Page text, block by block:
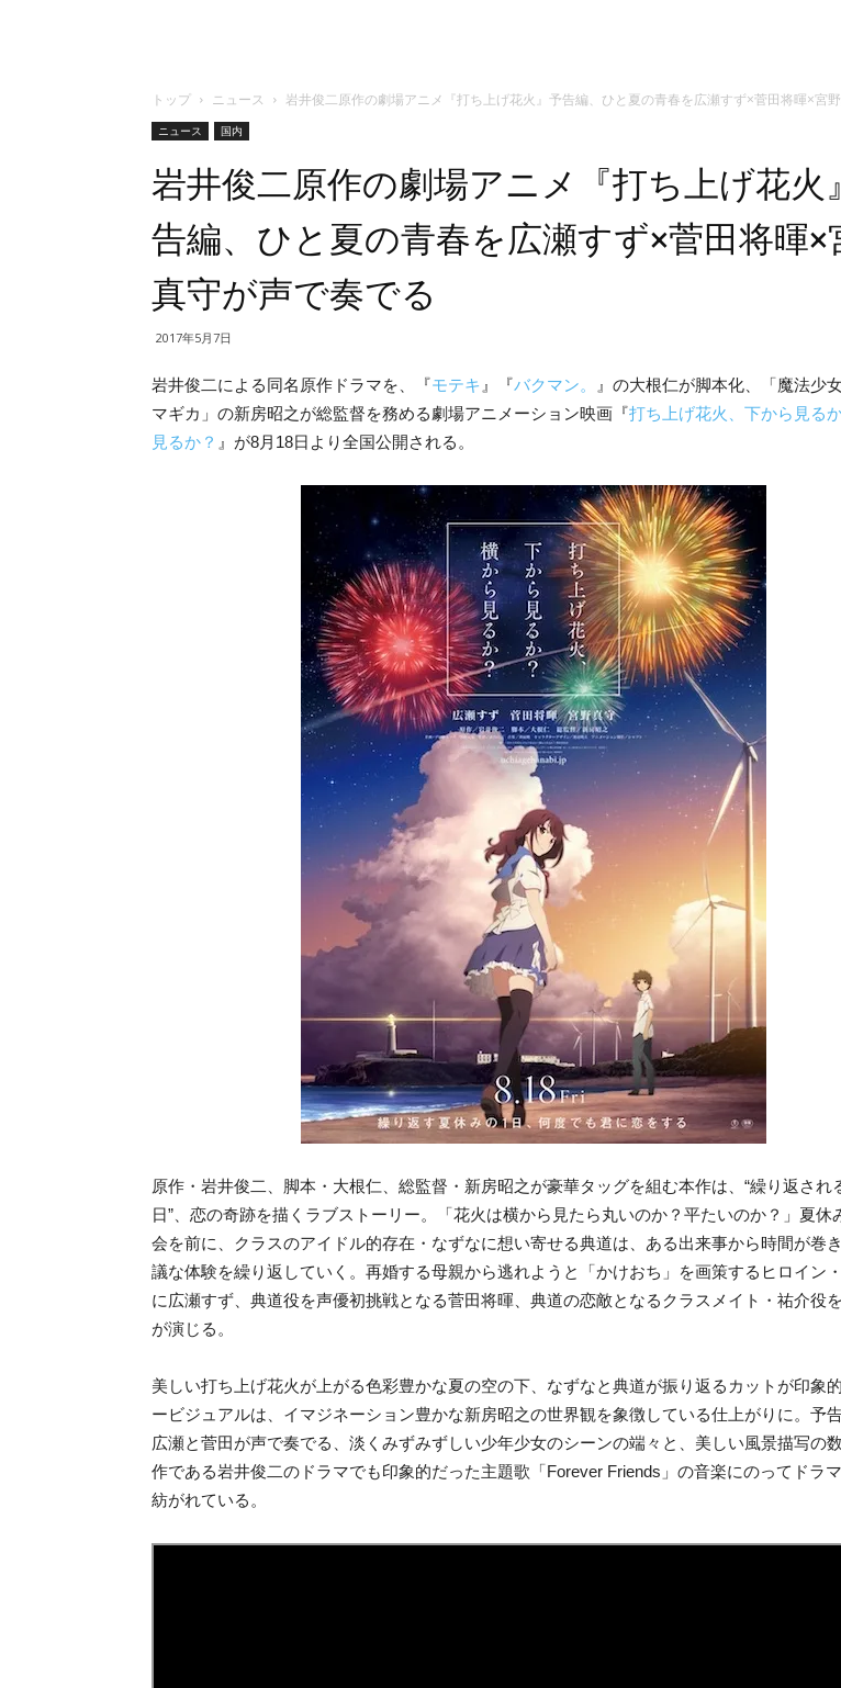
トップ ニュース 岩井俊二原作の劇場アニメ『打ち上げ花火』予告編、ひと夏の青春を広瀬すず×菅田将暉×宮
ニュース 国内
岩井俊二原作の劇場アニメ『打ち上げ花火
告編、ひと夏の青春を広瀬すず×菅田将暉×
真守が声で奏でる
2017年5月7日
岩井俊二による同名原作ドラマを、『モテキ 』『バクマン。
』の大根仁が脚本化、「魔法少
マギカ」の新房昭之が総監督を務める劇場アニメーション映画『打ち上げ花火、下から見る
見るか？ 』が8月18日より全国公開される。
原作・岩井俊二、脚本・大根仁、総監督・新房昭之が豪華タッグを組む本作は、“繰り返され
日”、恋の奇跡を描くラブストーリー。
「花火は横から見たら丸いのか？平たいのか？」夏休
会を前に、
クラスのアイドル的存在・なずなに想い寄せる典道は、ある出来事から時間が巻
議な体験を繰り返していく。再婚する母親から逃れようと「かけおち」を画策するヒロイン
に広瀬すず、典道役を声優初挑戦となる菅田将暉、典道の恋敵となるクラスメイト・祐介役
が演じる。
美しい打ち上げ花火が上がる色彩豊かな夏の空の下、なずなと典道が振り返るカットが印象
ービジュアルは、イマジネーション豊かな新房昭之の世界観を象徴している仕上がりに。予告
広瀬と菅田が声で奏でる、淡くみずみずしい少年少女のシーンの端々と、美しい風景描写の
作である岩井俊二のドラマでも印象的だった主題歌「Forever Friends」の音楽にのってドラ
紡がれている。